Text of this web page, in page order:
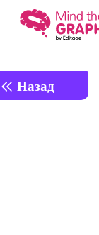
Назад